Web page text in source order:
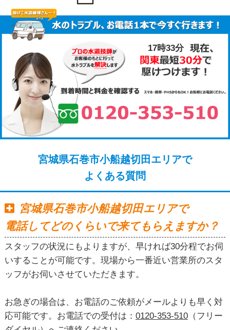
17時33分
宮城県石巻市小船越切田エリアで
よくある質問
宮城県石巻市小船越切田エリアで
電話してどのくらいで来てもらえますか？
スタッフの状況にもよりますが、早ければ30分程でお伺
いすることが可能です。現場から一番近い営業所のスタ
ッフがお伺いさせていただきます。
お急ぎの場合は、お電話のご依頼がメールよりも早く対
応可能です。お電話での受付は： 0120-353-510（フリー